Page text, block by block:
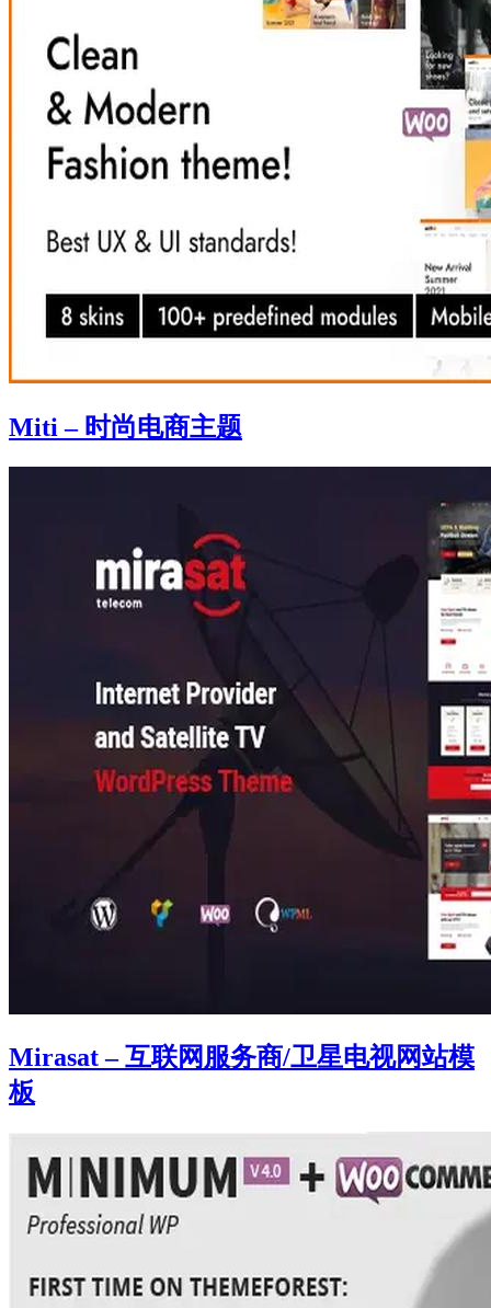
Miti – 时尚电商主题
Mirasat – 互联网服务商/卫星电视网站模
板